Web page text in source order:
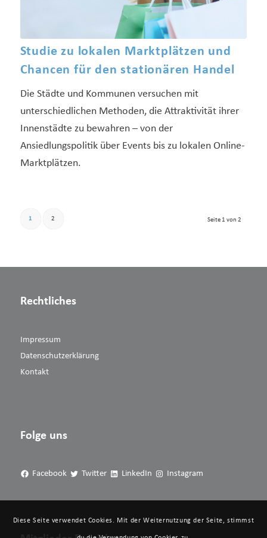
Studie zu lokalen Marktplätzen und
Chancen für den stationären Handel
Die Städte und Kommunen versuchen mit
unterschiedlichen Methoden, die Attraktivität ihrer
Innenstädte zu bewahren – von der
Ansiedlungspolitik über Events bis zu lokalen Online-
Marktplätzen.
Seite 1 von 2
1 2
Rechtliches
Impressum
Datenschutzerklärung
Kontakt
Folge uns
Facebook Twitter LinkedIn Instagram
Diese Seite verwendet Cookies. Mit der Weiternutzung der Seite, stimmst